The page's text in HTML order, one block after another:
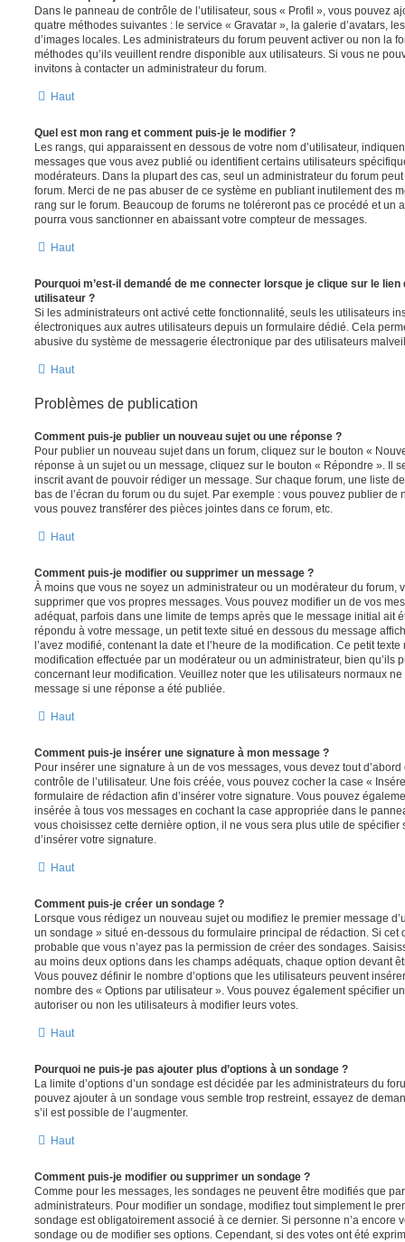
Dans le panneau de contrôle de l’utilisateur, sous « Profil », vous pouvez
quatre méthodes suivantes : le service « Gravatar », la galerie d’avatars,
d’images locales. Les administrateurs du forum peuvent activer ou non la
méthodes qu’ils veuillent rendre disponible aux utilisateurs. Si vous ne
invitons à contacter un administrateur du forum.
Haut
Quel est mon rang et comment puis-je le modifier ?
Les rangs, qui apparaissent en dessous de votre nom d’utilisateur,
messages que vous avez publié ou identifient certains utilisateurs
modérateurs. Dans la plupart des cas, seul un administrateur du forum
forum. Merci de ne pas abuser de ce système en publiant inutilement des
rang sur le forum. Beaucoup de forums ne toléreront pas ce procédé et un
pourra vous sanctionner en abaissant votre compteur de messages.
Haut
Pourquoi m’est-il demandé de me connecter lorsque je clique sur le
utilisateur ?
Si les administrateurs ont activé cette fonctionnalité, seuls les utilisateurs
électroniques aux autres utilisateurs depuis un formulaire dédié. Cela
abusive du système de messagerie électronique par des utilisateurs
Haut
Problèmes de publication
Comment puis-je publier un nouveau sujet ou une réponse ?
Pour publier un nouveau sujet dans un forum, cliquez sur le bouton «
réponse à un sujet ou un message, cliquez sur le bouton « Répondre ». Il
inscrit avant de pouvoir rédiger un message. Sur chaque forum, une liste
bas de l’écran du forum ou du sujet. Par exemple : vous pouvez publier de
vous pouvez transférer des pièces jointes dans ce forum, etc.
Haut
Comment puis-je modifier ou supprimer un message ?
À moins que vous ne soyez un administrateur ou un modérateur du forum,
supprimer que vos propres messages. Vous pouvez modifier un de vos
adéquat, parfois dans une limite de temps après que le message initial ait
répondu à votre message, un petit texte situé en dessous du message
l’avez modifié, contenant la date et l’heure de la modification. Ce petit texte
modification effectuée par un modérateur ou un administrateur, bien qu’ils
concernant leur modification. Veuillez noter que les utilisateurs normaux
message si une réponse a été publiée.
Haut
Comment puis-je insérer une signature à mon message ?
Pour insérer une signature à un de vos messages, vous devez tout
contrôle de l’utilisateur. Une fois créée, vous pouvez cocher la case «
formulaire de rédaction afin d’insérer votre signature. Vous pouvez
insérée à tous vos messages en cochant la case appropriée dans le
vous choisissez cette dernière option, il ne vous sera plus utile de
d’insérer votre signature.
Haut
Comment puis-je créer un sondage ?
Lorsque vous rédigez un nouveau sujet ou modifiez le premier message
un sondage » situé en-dessous du formulaire principal de rédaction. Si cet
probable que vous n’ayez pas la permission de créer des sondages.
au moins deux options dans les champs adéquats, chaque option devant
Vous pouvez définir le nombre d’options que les utilisateurs peuvent
nombre des « Options par utilisateur ». Vous pouvez également spécifier
autoriser ou non les utilisateurs à modifier leurs votes.
Haut
Pourquoi ne puis-je pas ajouter plus d’options à un sondage ?
La limite d’options d’un sondage est décidée par les administrateurs du
pouvez ajouter à un sondage vous semble trop restreint, essayez de
s’il est possible de l’augmenter.
Haut
Comment puis-je modifier ou supprimer un sondage ?
Comme pour les messages, les sondages ne peuvent être modifiés que
administrateurs. Pour modifier un sondage, modifiez tout simplement le
sondage est obligatoirement associé à ce dernier. Si personne n’a encore
sondage ou de modifier ses options. Cependant, si des votes ont été